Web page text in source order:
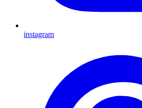
instagram